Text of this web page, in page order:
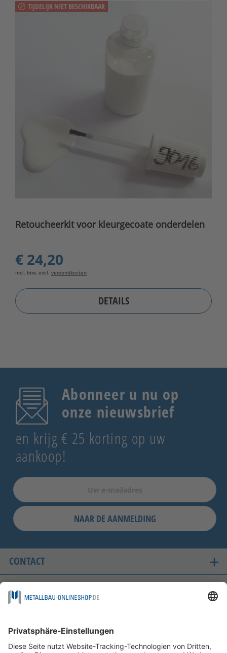
TIJDELIJK NIET BESCHIKBAAR
Retoucheerkit voor kleurgecoate onderdelen
€ 24,20
incl. btw, excl. verzendkosten
DETAILS
Abonneer u nu op
onze nieuwsbrief
en krijg € 25 korting op uw
aankoop!
NAAR DE AANMELDING
CONTACT
ONZE LANDEN VAN LEVERING
FOLGEN SIE UNS AUF